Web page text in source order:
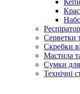
Серветки
Скребки
Мастила
Сумки для
Технічні